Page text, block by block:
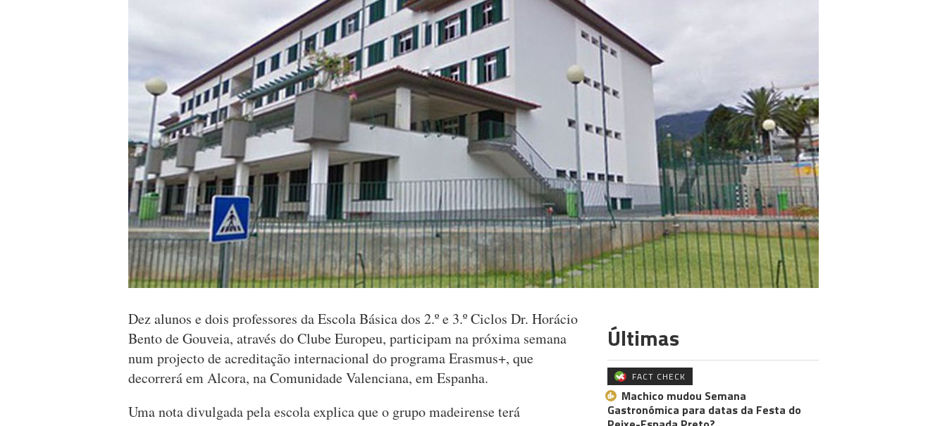
Dez alunos e dois professores da Escola Básica dos 2.º e 3.º Ciclos Dr. Horácio
Bento de Gouveia, através do Clube Europeu, participam na próxima semana
num projecto de acreditação internacional do programa Erasmus+, que
decorrerá em Alcora, na Comunidade Valenciana, em Espanha.
Uma nota divulgada pela escola explica que o grupo madeirense terá
Últimas
FACT CHECK
Machico mudou Semana
Gastronómica para datas da Festa do